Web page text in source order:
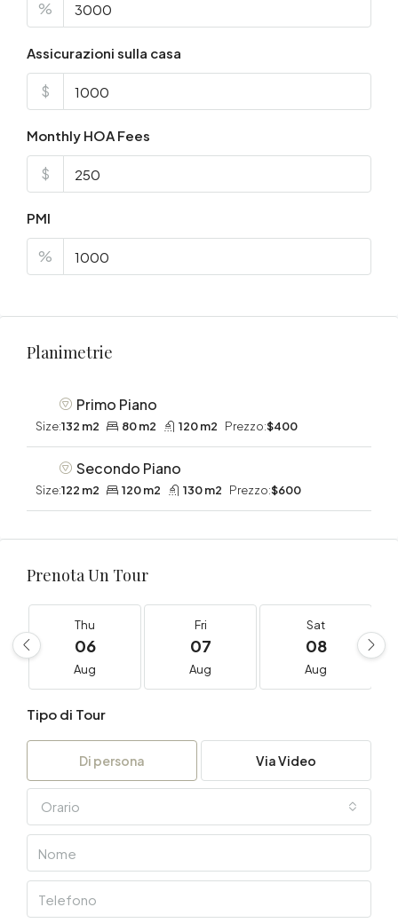
%
Assicurazioni sulla casa
$
Monthly HOA Fees
$
PMI
%
Planimetrie
Primo Piano
Size:132 m2 80 m2 120 m2 Prezzo:$400
Secondo Piano
Size:122 m2 120 m2 130 m2 Prezzo:$600
Prenota Un Tour
Thu
06
Aug
Fri
07
Aug
Sat
08
Aug
Tipo di Tour
Di persona Via Video
Orario